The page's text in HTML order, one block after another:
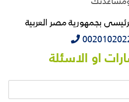
بجمهورية مصر العربية
او الاسئلة